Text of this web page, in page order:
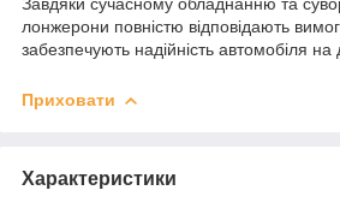
лонжерони повністю відповідають
забезпечують надійність автомобіля на
Приховати
Характеристики